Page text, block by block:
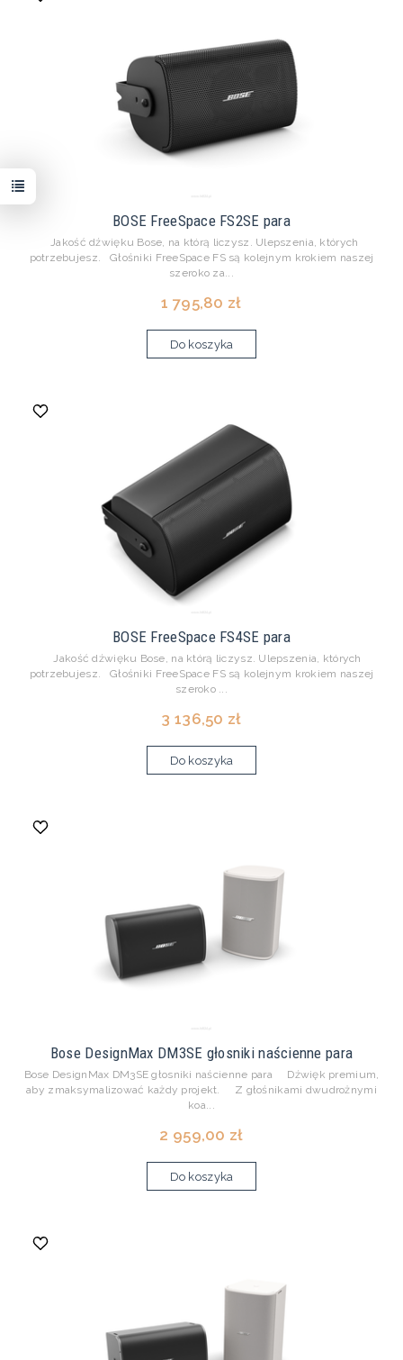
BOSE FreeSpace FS2SE para
Jakość dźwięku Bose, na którą liczysz. Ulepszenia, których
potrzebujesz. Głośniki FreeSpace FS są kolejnym krokiem naszej
szeroko za...
1 795,80 zł
Do koszyka
BOSE FreeSpace FS4SE para
Jakość dźwięku Bose, na którą liczysz. Ulepszenia, których
potrzebujesz. Głośniki FreeSpace FS są kolejnym krokiem naszej
szeroko ...
3 136,50 zł
Do koszyka
Bose DesignMax DM3SE głosniki naścienne para
Bose DesignMax DM3SE głosniki naścienne para Dźwięk premium,
aby zmaksymalizować każdy projekt. Z głośnikami dwudrożnymi
koa...
2 959,00 zł
Do koszyka